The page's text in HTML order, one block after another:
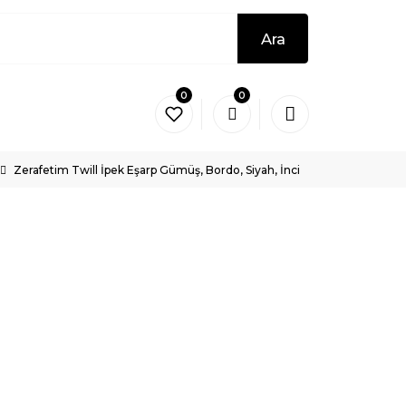
Ara
0 0
Zerafetim Twill İpek Eşarp Gümüş, Bordo, Siyah, İnci